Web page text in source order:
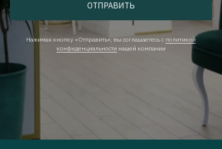
ОТПРАВИТЬ
Нажимая кнопку «Отправить», вы соглашаетесь с политикой
конфиденциальности нашей компании